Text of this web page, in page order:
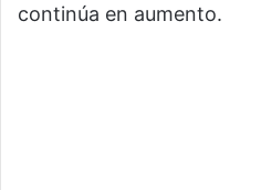
continúa en aumento.